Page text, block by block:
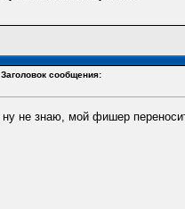
Заголовок сообщения:
ну не знаю, мой фишер